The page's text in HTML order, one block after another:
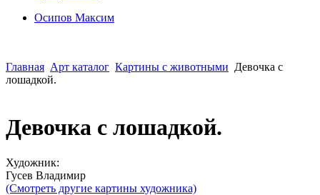
Осипoв Максим
Главная Арт каталог Картины с животными Девочка с
лошадкой.
Девочка с лошадкой.
Художник:
Гусев Владимир
(Смотреть другие картины художника)